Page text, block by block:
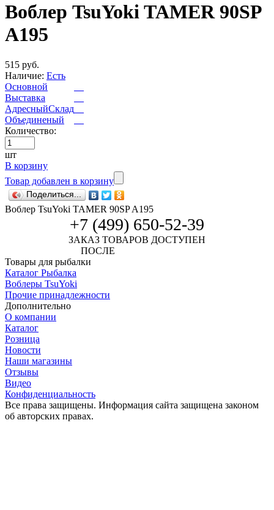
Воблер TsuYoki TAMER 90SP
A195
515 руб.
Наличие: Есть
Основной
Выставка
АдресныйСклад
Объединеный
Количество:
шт
В корзину
Товар добавлен в корзину
Поделиться...
Воблер TsuYoki TAMER 90SP A195
+7 (499) 650-52-39
ЗАКАЗ ТОВАРОВ ДОСТУПЕН
ПОСЛЕ
Товары для рыбалки
Каталог Рыбалка
Воблеры TsuYoki
Прочие принадлежности
Дополнительно
О компании
Каталог
Розница
Новости
Наши магазины
Отзывы
Видео
Конфиденциальность
Все права защищены. Информация сайта защищена законом
об авторских правах.